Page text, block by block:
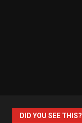
DID YOU SEE THIS?